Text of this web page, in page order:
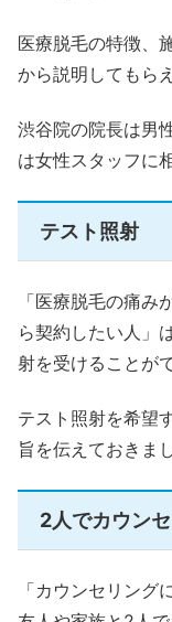
医療脱毛の特徴、
から説明してもら
渋谷院の院長は男
は女性スタッフに
テスト照射
「医療脱毛の痛
ら契約したい人」
射を受けることが
テスト照射を希望
旨を伝えておきま
2人でカウン
「カウンセリング